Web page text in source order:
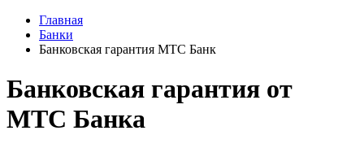
Главная
Банки
Банковская гарантия МТС Банк
Банковская гарантия от
МТС Банка